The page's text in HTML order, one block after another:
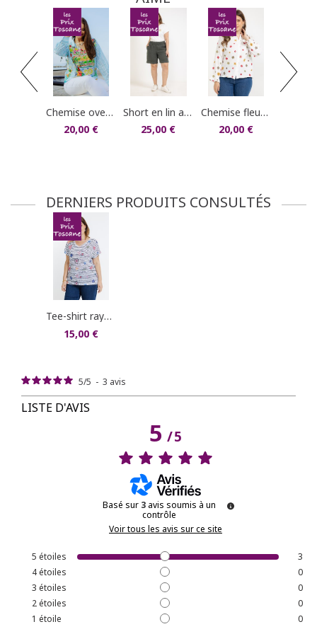
dans votre compte client (rubrique "Mes
commandes/détails").
chemise oversized en voile de coton
20,00 €
short en lin avec boutons coco
25,00 €
chemise fleurie en gaze de coton
20,00 €
DERNIERS PRODUITS CONSULTÉS
tee-shirt rayé imprimé coeurs
15,00 €
5/5 - 3 avis
LISTE D'AVIS
5/5
Basé sur 3 avis soumis à un
contrôle
Voir tous les avis sur ce site
5 étoiles
3
4étoiles
0
3 étoiles
0
2étoiles
0
1 étoile 0